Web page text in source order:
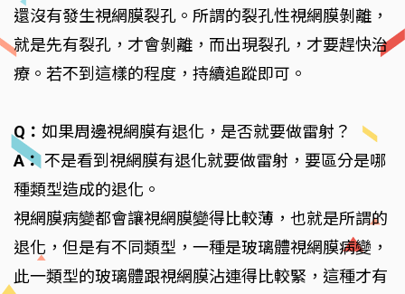
還沒有發生視網膜裂孔。所謂的裂孔性視網膜剝離，
就是先有裂孔，才會剝離，而出現裂孔，才要趕快治
療。若不到這樣的程度，持續追蹤即可。
Q： 如果周邊視網膜有退化，是否就要做雷射？
A：不是看到視網膜有退化就要做雷射，要區分是哪
種類型造成的退化。
視網膜病變都會讓視網膜變得比較薄，也就是所謂的
退化，但是有不同類型，一種是玻璃體視網膜病變，
此一類型的玻璃體跟視網膜沾連得比較緊，這種才有